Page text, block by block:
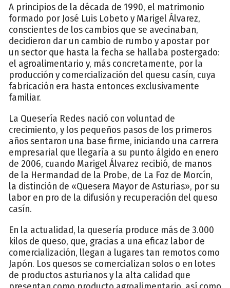
A principios de la década de 1990, el matrimonio
formado por José Luis Lobeto y Marigel Álvarez,
conscientes de los cambios que se avecinaban,
decidieron dar un cambio de rumbo y apostar por
un sector que hasta la fecha se hallaba postergado:
el agroalimentario y, más concretamente, por la
producción y comercialización del quesu casín, cuya
fabricación era hasta entonces exclusivamente
familiar.
La Quesería Redes nació con voluntad de
crecimiento, y los pequeños pasos de los primeros
años sentaron una base firme, iniciando una carrera
empresarial que llegaría a su punto álgido en enero
de 2006, cuando Marigel Álvarez recibió, de manos
de la Hermandad de la Probe, de La Foz de Morcín,
la distinción de «Quesera Mayor de Asturias», por su
labor en pro de la difusión y recuperación del queso
casín.
En la actualidad, la quesería produce más de 3.000
kilos de queso, que, gracias a una eficaz labor de
comercialización, llegan a lugares tan remotos como
Japón. Los quesos se comercializan solos o en lotes
de productos asturianos y la alta calidad que